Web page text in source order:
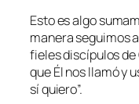
Esto es algo
manera seguimos
fieles discípulos
que Él nos llamó y
sí quiero”.